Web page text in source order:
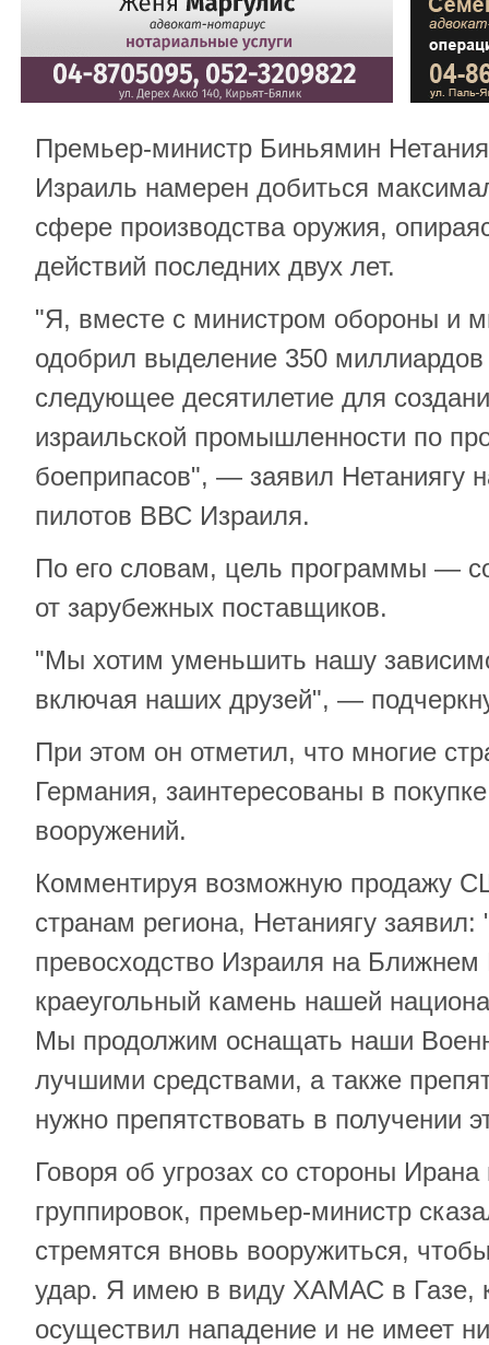
Премьер-министр Биньямин
Израиль намерен добиться
сфере производства оружия,
действий последних двух лет.
"Я, вместе с министром обороны и
одобрил выделение 350
следующее десятилетие для
израильской промышленности по
боеприпасов", — заявил Нетаниягу
пилотов ВВС Израиля.
По его словам, цель программы —
от зарубежных поставщиков.
"Мы хотим уменьшить нашу
включая наших друзей", —
При этом он отметил, что многие
Германия, заинтересованы в
вооружений.
Комментируя возможную продажу
странам региона, Нетаниягу
превосходство Израиля на
краеугольный камень нашей
Мы продолжим оснащать наши
лучшими средствами, а также
нужно препятствовать в получении
Говоря об угрозах со стороны
группировок, премьер-министр
стремятся вновь вооружиться,
удар. Я имею в виду ХАМАС в Газе,
осуществил нападение и не имеет